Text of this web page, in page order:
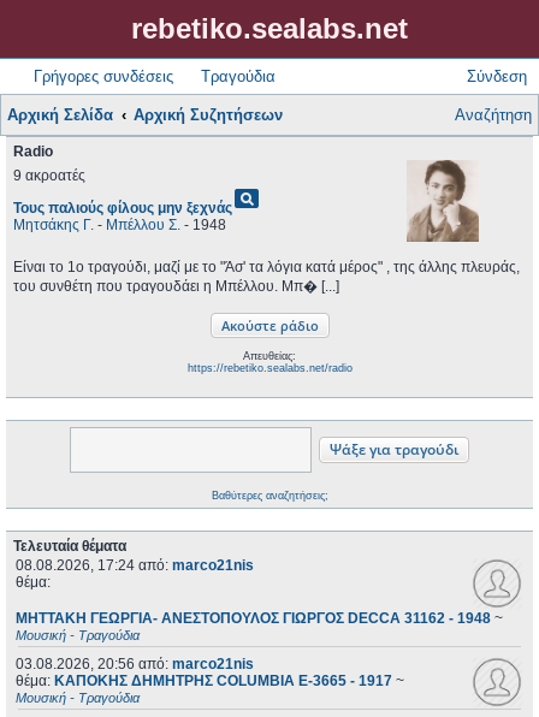
rebetiko.sealabs.net
Γρήγορες συνδέσεις Τραγούδια Σύνδεση
Αρχική Σελίδα Αρχική Συζητήσεων Αναζήτηση
Radio
9 ακροατές
Τους παλιούς φίλους μην ξεχνάςpageview
Μητσάκης Γ. - Μπέλλου Σ. - 1948
Είναι το 1ο τραγούδι, μαζί με το "Άσ' τα λόγια κατά μέρος" , της άλλης πλευράς,
του συνθέτη που τραγουδάει η Μπέλλου. Μπ� [...]
Απευθείας:
https://rebetiko.sealabs.net/radio
Βαθύτερες αναζητήσεις;
Τελευταία θέματα
08.08.2026, 17:24 από: marco21nis
θέμα:
ΜΗΤΤΑΚΗ ΓΕΩΡΓΙΑ- ΑΝΕΣΤΟΠΟΥΛΟΣ ΓΙΩΡΓΟΣ DECCA 31162 - 1948 ~
Μουσική - Τραγούδια
03.08.2026, 20:56 από: marco21nis
θέμα: ΚΑΠΟΚΗΣ ΔΗΜΗΤΡΗΣ COLUMBIA E-3665 - 1917 ~
Μουσική - Τραγούδια